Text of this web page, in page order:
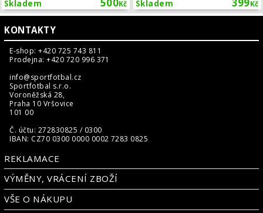
Kč
Skladem Kč
Skladem
KONTAKTY
E-shop: +420 725 743 811
Prodejna: +420 720 996 371
info@sportfotbal.cz
Sportfotbal s.r.o.
Voroněžská 28,
Praha 10 Vršovice
101 00
Č. účtu: 272830825 / 0300
IBAN: CZ70 0300 0000 0002 7283 0825
REKLAMACE
VÝMĚNY, VRÁCENÍ ZBOŽÍ
VŠE O NÁKUPU